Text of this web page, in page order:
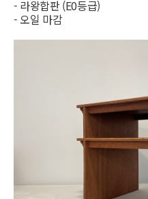
- 라왕합판 (E0등급)
- 오일 마감